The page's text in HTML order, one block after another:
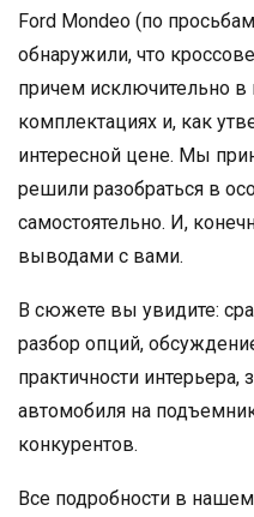
Ford Mondeo (по
обнаружили, что
причем исключительно
комплектациях и, как
интересной цене. Мы
решили разобраться в
самостоятельно. И,
выводами с вами.
В сюжете вы увидите:
разбор опций,
практичности интерьера,
автомобиля на
конкурентов.
Все подробности в